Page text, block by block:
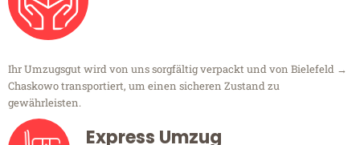
Ihr Umzugsgut wird von uns sorgfältig verpackt und von Bielefeld →
Chaskowo transportiert, um einen sicheren Zustand zu
gewährleisten.
Express Umzug